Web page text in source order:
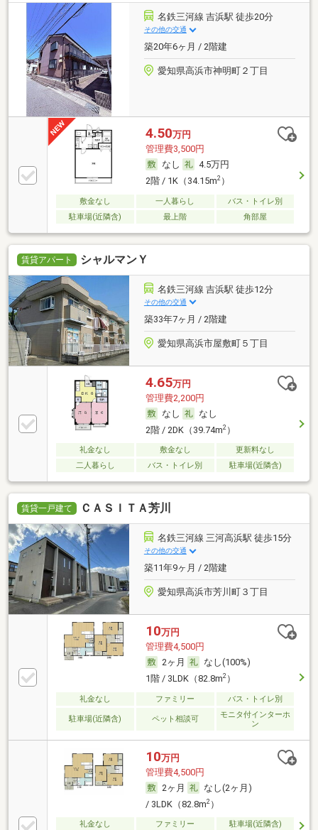
名鉄三河線 吉浜駅 徒歩20分
その他の交通
築20年6ヶ月 / 2階建
愛知県高浜市神明町２丁目
4.50万円
管理費3,500円
なし
4.5万円
2階 / 1K（34.15m2）
敷金なし 一人暮らし
バス・トイレ別
駐車場(近隣含)
最上階 角部屋
賃貸アパート シャルマンＹ
名鉄三河線 吉浜駅 徒歩12分
その他の交通
築33年7ヶ月 / 2階建
愛知県高浜市屋敷町５丁目
4.65万円
管理費2,200円
なし
なし
2階 / 2DK（39.74m2）
礼金なし 敷金なし
更新料なし
二人暮らし
バス・トイレ別 駐車場(近隣含)
賃貸一戸建て ＣＡＳＩＴＡ芳川
名鉄三河線 三河高浜駅 徒歩15分
その他の交通
築11年9ヶ月 / 2階建
愛知県高浜市芳川町３丁目
10万円
管理費4,500円
2ヶ月
なし(100%)
1階 / 3LDK（82.8m2）
礼金なし ファミリー バス・トイレ別
駐車場(近隣含) ペット相談可
モニタ付インターホ
ン
10万円
管理費4,500円
2ヶ月
なし(2ヶ月)
/ 3LDK（82.8m2）
礼金なし ファミリー 駐車場(近隣含)